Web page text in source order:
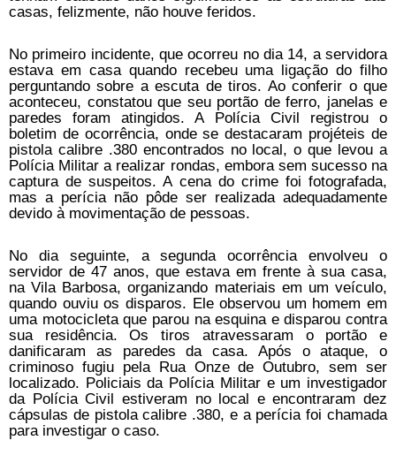
casas, felizmente, não houve feridos.
No primeiro incidente, que ocorreu no dia 14, a servidora
estava em casa quando recebeu uma ligação do filho
perguntando sobre a escuta de tiros. Ao conferir o que
aconteceu, constatou que seu portão de ferro, janelas e
paredes foram atingidos. A Polícia Civil registrou o
boletim de ocorrência, onde se destacaram projéteis de
pistola calibre .380 encontrados no local, o que levou a
Polícia Militar a realizar rondas, embora sem sucesso na
captura de suspeitos. A cena do crime foi fotografada,
mas a perícia não pôde ser realizada adequadamente
devido à movimentação de pessoas.
No dia seguinte, a segunda ocorrência envolveu o
servidor de 47 anos, que estava em frente à sua casa,
na Vila Barbosa, organizando materiais em um veículo,
quando ouviu os disparos. Ele observou um homem em
uma motocicleta que parou na esquina e disparou contra
sua residência. Os tiros atravessaram o portão e
danificaram as paredes da casa. Após o ataque, o
criminoso fugiu pela Rua Onze de Outubro, sem ser
localizado. Policiais da Polícia Militar e um investigador
da Polícia Civil estiveram no local e encontraram dez
cápsulas de pistola calibre .380, e a perícia foi chamada
para investigar o caso.